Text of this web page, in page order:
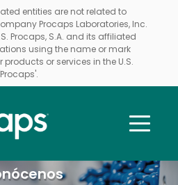
entities are not related to
Procaps Laboratories, Inc.
Procaps, S.A. and its affiliated
using the name or mark
or services in the U.S.